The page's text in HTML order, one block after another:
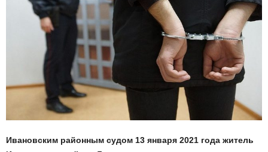
Ивановским районным судом 13 января 2021 года житель